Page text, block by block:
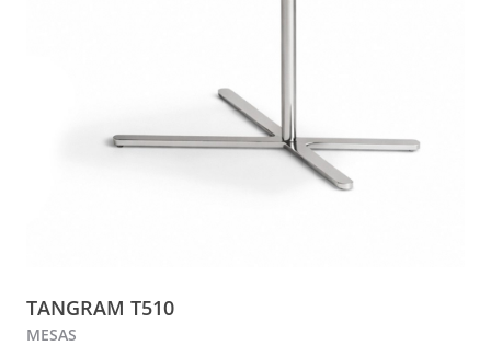
TANGRAM T510
MESAS